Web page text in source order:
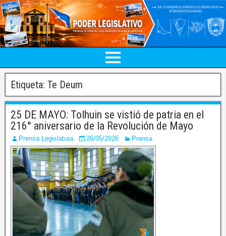
Etiqueta: Te Deum
25 DE MAYO: Tolhuin se vistió de patria en el
216° aniversario de la Revolución de Mayo
Prensa Legislatura 26/05/2026 Prensa